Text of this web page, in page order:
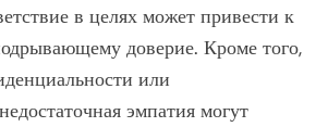
в целях может привести к
доверие. Кроме того,
или
эмпатия могут